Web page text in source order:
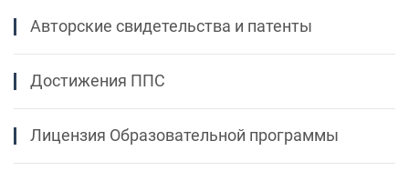
Авторские свидетельства и патенты
Достижения ППС
Лицензия Образовательной программы